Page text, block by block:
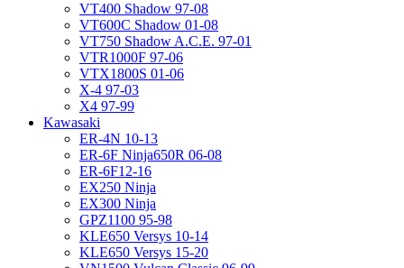
VT400 Shadow 97-08
VT600C Shadow 01-08
VT750 Shadow A.C.E. 97-01
VTR1000F 97-06
VTX1800S 01-06
X-4 97-03
X4 97-99
Kawasaki
ER-4N 10-13
ER-6F Ninja650R 06-08
ER-6F12-16
EX250 Ninja
EX300 Ninja
GPZ1100 95-98
KLE650 Versys 10-14
KLE650 Versys 15-20